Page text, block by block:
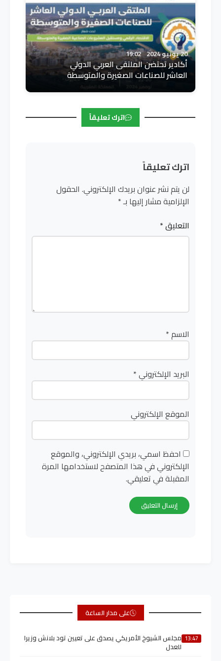
20 يونيو 2024 19:02
أكادير تحتضن الملتقى العربي الدولي
العاشر للصناعات الصغيرة والمتوسطة
اترك تعليقاً
اترك تعليقاً
لن يتم نشر عنوان بريدك الإلكتروني. الحقول
الإلزامية مشار إليها بـ*
التعليق*
الاسم*
البريد الإلكتروني*
الموقع الإلكتروني
احفظ اسمي، بريدي الإلكتروني، والموقع
الإلكتروني في هذا المتصفح لاستخدامها المرة
المقبلة في تعليقي.
على مدار الساعة
13:47 مجلس الشيوخ الأمريكي يصدق على تعيين تود بلانش وزيرا
للعدل